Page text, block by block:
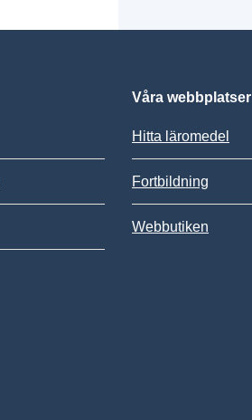
Våra webbplatser
Hitta läromedel
Fortbildning
Webbutiken